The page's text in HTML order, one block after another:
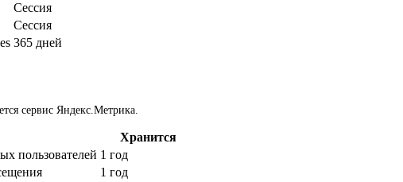
Сессия
Сессия
365 дней
сервис Яндекс.Метрика.
Хранится
пользователей 1 год
1 год